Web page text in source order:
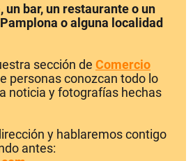
un bar, un restaurante o un
o alguna localidad
sección de Comercio
personas conozcan todo lo
noticia y fotografías hechas
y hablaremos contigo
antes: